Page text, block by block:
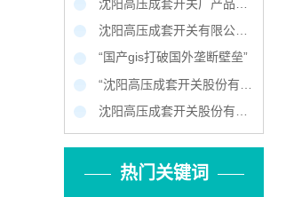
沈阳高压成套开关厂产品中标南京地铁工程
沈阳高压成套开关有限公司 让地铁用上中国供电设备
“国产gis打破国外垄断壁垒”
“沈阳高压成套开关股份有限公司 ‘小个子’练就‘大本领’”
沈阳高压成套开关股份有限公司叫板洋品牌
热门关键词